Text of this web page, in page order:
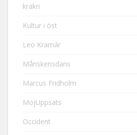
krakri
Kultur i öst
Leo Kramár
Månskensdans
Marcus Fridholm
MojUppsats
Occident